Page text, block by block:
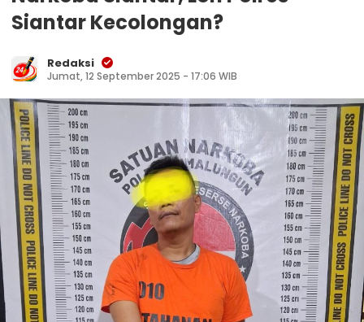
Siantar Kecolongan?
Redaksi
Jumat, 12 September 2025 - 17:06 WIB